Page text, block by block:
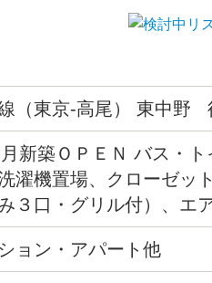
（東京-高尾） 東中野
新築ＯＰＥＮ バス・
濯機置場、クローゼッ
３口・グリル付）、エ
ルコニー、室内干フッ
ホンあり。
ョン・アパート他